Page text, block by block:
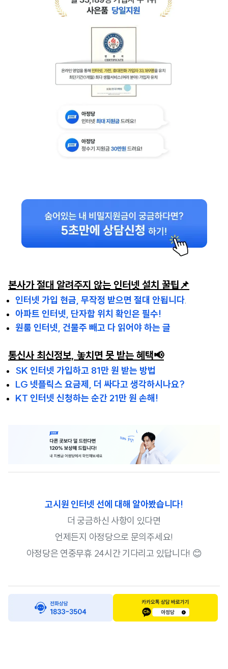
본사가 절대 알려주지 않는 인터넷 설치 꿀팁📌
인터넷 가입 현금, 무작정 받으면 절대 안됩니다.
아파트 인터넷, 단자함 위치 확인은 필수!
원룸 인터넷, 건물주 빼고 다 읽어야 하는 글
통신사 최신정보, 놓치면 못 받는 혜택📢
SK 인터넷 가입하고 81만 원 받는 방법
LG 넷플릭스 요금제, 더 싸다고 생각하시나요?
KT 인터넷 신청하는 순간 21만 원 손해!
고시원 인터넷 선에 대해 알아봤습니다!
더 궁금하신 사항이 있다면
언제든지 아정당으로 문의주세요!
아정당은 연중무휴 24시간 기다리고 있답니다! 😊